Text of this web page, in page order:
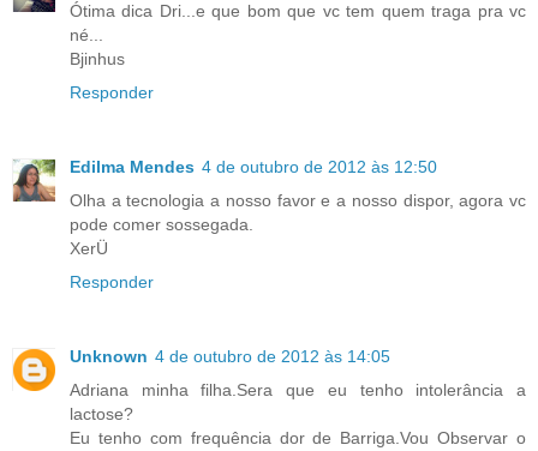
Ótima dica Dri...e que bom que vc tem quem traga pra vc
né...
Bjinhus
Responder
Edilma Mendes 4 de outubro de 2012 às 12:50
Olha a tecnologia a nosso favor e a nosso dispor, agora vc
pode comer sossegada.
XerÜ
Responder
Unknown 4 de outubro de 2012 às 14:05
Adriana minha filha.Sera que eu tenho intolerância a
lactose?
Eu tenho com frequência dor de Barriga.Vou Observar o